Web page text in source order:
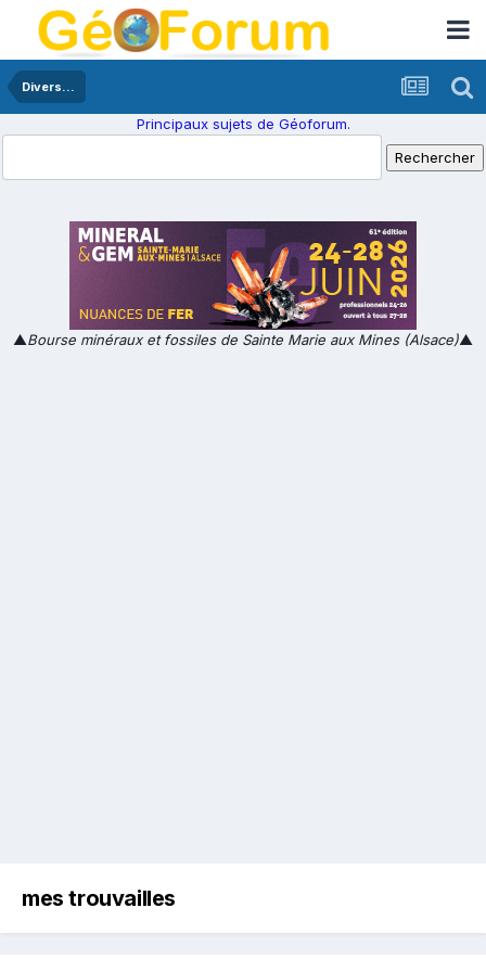
Divers...
Principaux sujets de Géoforum.
▲Bourse minéraux et fossiles de Sainte Marie aux Mines (Alsace)▲
mes trouvailles